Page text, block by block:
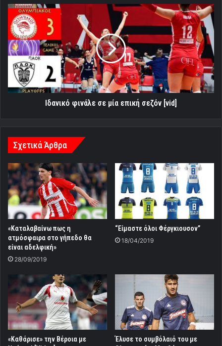
Ιδανικό
φινάλε
σε
μία
επική
σεζόν
[vid]
Ιδανικό φινάλε σε μία επική σεζόν [vid]
Σχετικά Άρθρα
«Καταλαβαίνω πως η
ατμόσφαιρα στο γήπεδο θα
είναι αδελφική»
28/09/2019
“Είμαστε όλοι Φέργκιουσον”
18/04/2019
«Καθάρισε» την Βέροια με
Έλυσε το συμβόλαιό του με